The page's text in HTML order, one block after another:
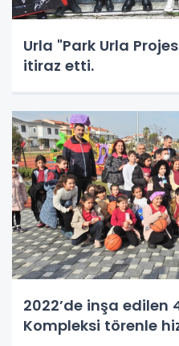
Urla "Park Urla
itiraz etti.
2022’de inşa edilen 4. Park ve Spor
Kompleksi törenle